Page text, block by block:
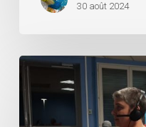
30 août 2024
Les
vous
du